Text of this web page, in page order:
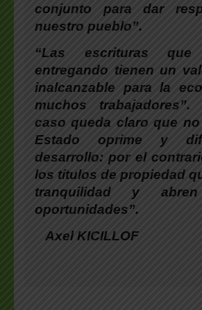
conjunto para dar
nuestro pueblo”.
“Las escrituras que
entregando tienen un
inalcanzable para la
muchos trabajadores”.
caso queda claro que
Estado oprime y
desarrollo: por el
los títulos de propiedad
tranquilidad y
oportunidades”.
Axel KICILLOF